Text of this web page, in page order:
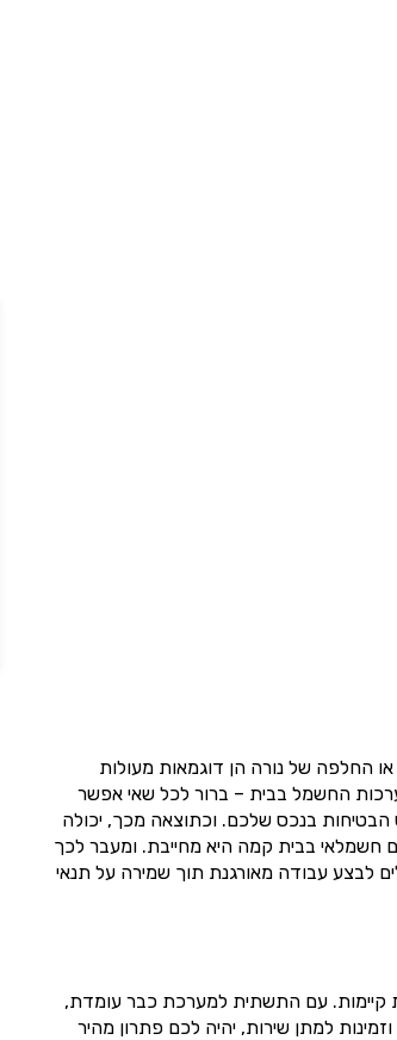
החלפה של נורה הן דוגמאות מעולות
החשמל בבית – ברור לכל שאי אפשר
בנכס שלכם. וכתוצאה מכך, יכולה
חשמלאי בבית קמה היא מחייבת. ומעבר לכך
לבצע עבודה מאורגנת תוך שמירה על תנאי
קיימות. עם התשתית למערכת כבר עומדת,
למתן שירות, יהיה לכם פתרון מהיר